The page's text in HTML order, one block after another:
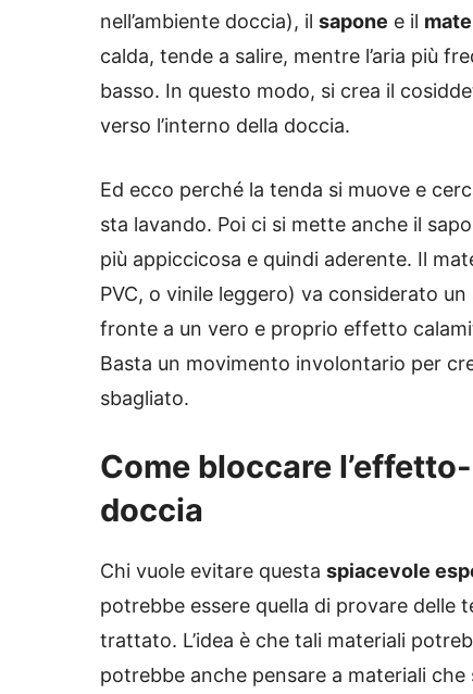
nell’ambiente doccia), il sapone e il
calda, tende a salire, mentre l’aria più
basso. In questo modo, si crea il
verso l’interno della doccia.
Ed ecco perché la tenda si muove e
sta lavando. Poi ci si mette anche il
più appiccicosa e quindi aderente. Il
PVC, o vinile leggero) va considerato
fronte a un vero e proprio effetto
Basta un movimento involontario per
sbagliato.
Come bloccare
doccia
Chi vuole evitare questa spiacevole
potrebbe essere quella di provare delle
trattato. L’idea è che tali materiali
potrebbe anche pensare a materiali